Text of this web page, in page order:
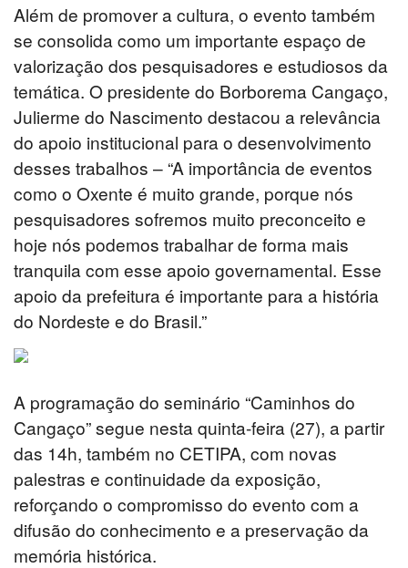
Além de promover a cultura, o evento também
se consolida como um importante espaço de
valorização dos pesquisadores e estudiosos da
temática. O presidente do Borborema Cangaço,
Julierme do Nascimento destacou a relevância
do apoio institucional para o desenvolvimento
desses trabalhos – “A importância de eventos
como o Oxente é muito grande, porque nós
pesquisadores sofremos muito preconceito e
hoje nós podemos trabalhar de forma mais
tranquila com esse apoio governamental. Esse
apoio da prefeitura é importante para a história
do Nordeste e do Brasil.”
A programação do seminário “Caminhos do
Cangaço” segue nesta quinta-feira (27), a partir
das 14h, também no CETIPA, com novas
palestras e continuidade da exposição,
reforçando o compromisso do evento com a
difusão do conhecimento e a preservação da
memória histórica.